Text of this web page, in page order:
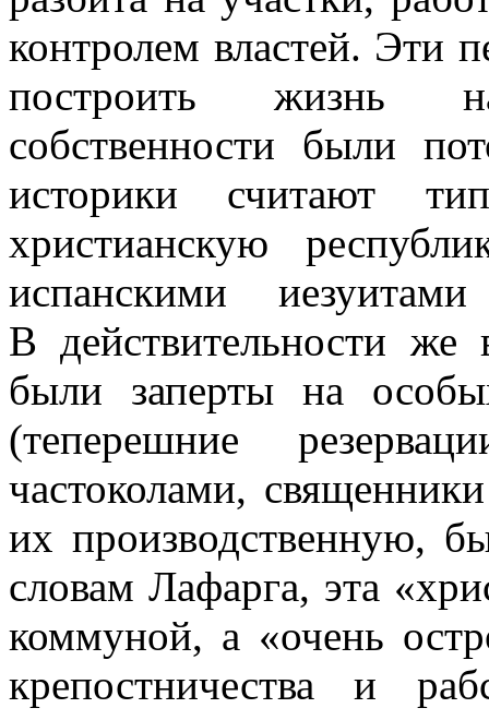
контролем властей. Эти
построить жизнь
собственности были
историки считают
христианскую
испанскими
В действительности же
были заперты на
(теперешние
частоколами,
их производственную,
словам Лафарга, эта
коммуной, а «очень
крепостничества и